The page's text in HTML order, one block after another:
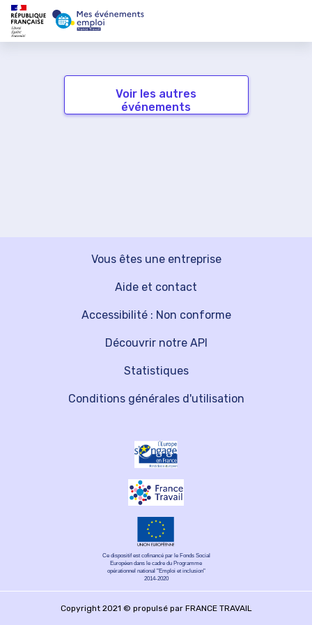
Voir les autres
événements
Vous êtes une entreprise
Découvrir notre API
Aide et contact
Statistiques
Accessibilité : Non conforme
Conditions générales d'utilisation
Ce dispositif est cofinancé par le Fonds Social
Européen dans le cadre du Programme
opérationnel national "Emploi et inclusion"
2014-2020
Copyright 2021 © propulsé par FRANCE TRAVAIL